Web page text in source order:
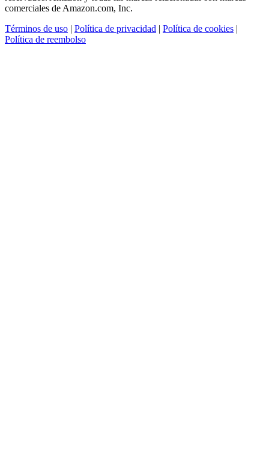
comerciales de Amazon.com, Inc.
Términos de uso | Política de privacidad | Política de cookies |
Política de reembolso